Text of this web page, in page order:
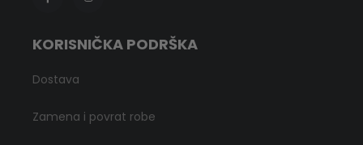
KORISNIČKA PODRŠKA
Dostava
Zamena i povrat robe